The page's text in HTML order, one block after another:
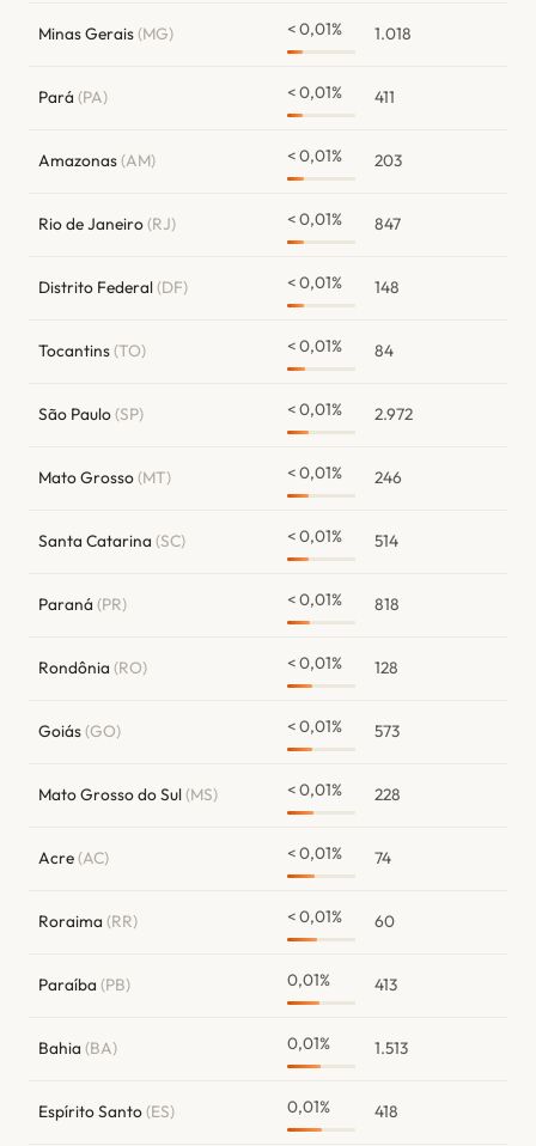
Minas Gerais(MG) < 0,01% 1.018
Pará (PA) < 0,01% 411
Amazonas(AM) < 0,01% 203
Rio de Janeiro(RJ) < 0,01% 847
Distrito Federal(DF) < 0,01% 148
Tocantins(TO) < 0,01% 84
São Paulo(SP) < 0,01% 2.972
Mato Grosso(MT) < 0,01% 246
Santa Catarina (SC) < 0,01% 514
Paraná (PR) < 0,01% 818
Rondônia (RO) < 0,01% 128
Goiás(GO) < 0,01% 573
Mato Grosso do Sul(MS) < 0,01% 228
Acre(AC) < 0,01% 74
Roraima (RR) < 0,01% 60
Paraíba (PB) 0,01% 413
Bahia (BA) 0,01% 1.513
Espírito Santo(ES) 0,01% 418